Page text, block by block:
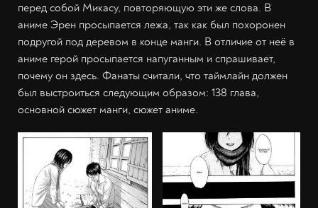
перед собой Микасу, повторяющую эти же слова. В
аниме Эрен просыпается лежа, так как был похоронен
подругой под деревом в конце манги. В отличие от неё в
аниме герой просыпается напуганным и спрашивает,
почему он здесь. Фанаты считали, что таймлайн должен
был выстроиться следующим образом: 138 глава,
основной сюжет манги, сюжет аниме.